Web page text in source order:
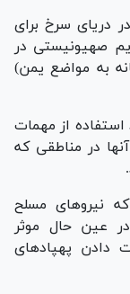
دلاری در دریای سرخ برای
صهیونیستی در
به مواضع یمن)
استفاده از مهمات
در مناطقی که
نیرو‌های مسلح
عین حال موثر
دادن پهپاد‌های